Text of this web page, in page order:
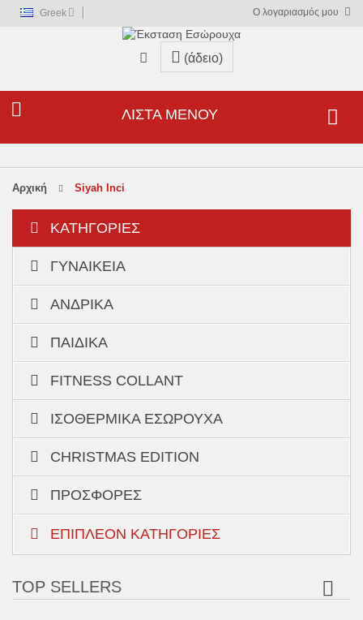
Ο λογαριασμός μου
Greek
(άδειο)
ΛΊΣΤΑ ΜΕΝΟΎ
αρχική Siyah Inci
ΚΑΤΗΓΟΡΊΕΣ
ΓΥΝΑΙΚΕΊΑ
ΑΝΔΡΙΚΆ
ΠΑΙΔΙΚΆ
FITNESS COLLANT
ΙΣΟΘΕΡΜΙΚΆ ΕΣΏΡΟΥΧΑ
CHRISTMAS EDITION
ΠΡΟΣΦΟΡΈΣ
ΕΠΙΠΛΈΟΝ ΚΑΤΗΓΟΡΊΕΣ
TOP SELLERS